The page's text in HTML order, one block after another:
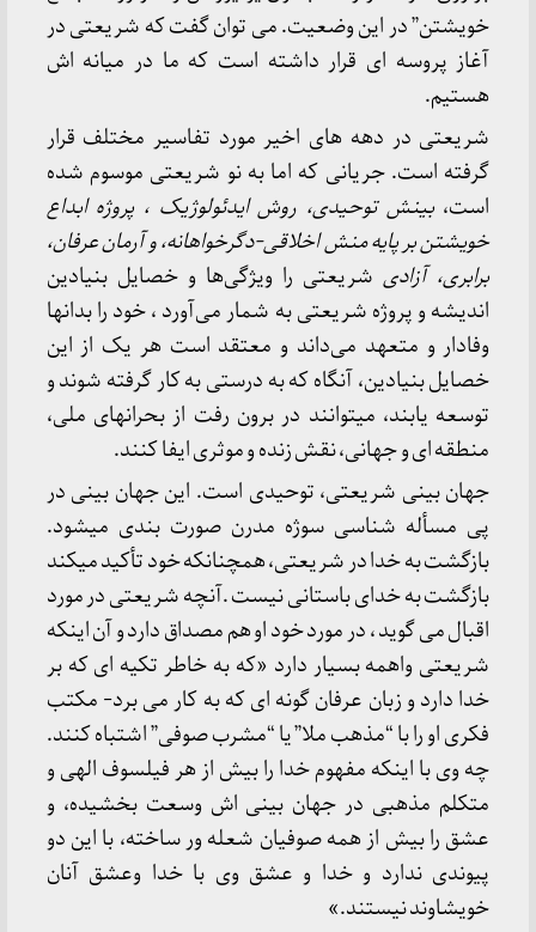
خویشتن” در این وضعیت. می توان گفت که شریعتی در
آغاز پروسه ای قرار داشته است که ما در میانه اش
هستیم.
شریعتی در دهه های اخیر مورد تفاسیر مختلف قرار
گرفته است. جریانی که اما به نو شریعتی موسوم شده
است،بینش توحیدی، روش ایدئولوژیک ، پروژه ابداع
خویشتن بر پایه منش اخلاقی-دگرخواهانه، و آرمان عرفان،
برابری، آزادی شریعتی را ویژگی‌ها و خصایل بنیادین
اندیشه و پروژه شریعتی به شمار می‌آورد ، خود را بدانها
وفادار و متعهد می‌داند و معتقد است هر یک از این
خصایل بنیادین، آنگاه که به درستی به کار گرفته شوند و
توسعه یابند، میتوانند در برون رفت از بحرانهای ملی،
منطقه ای و جهانی، نقش زنده و موثری ایفا کنند.
جهان بینی شریعتی، توحیدی است. این جهان بینی در
پی مسأله شناسی سوژه مدرن صورت بندی میشود.
بازگشت به خدا در شریعتی، همچنانکه خود تأکید میکند
بازگشت به خدای باستانی نیست .آنچه شریعتی در مورد
اقبال می گوید ، در مورد خود او هم مصداق دارد و آن اینکه
شریعتی واهمه بسیار دارد «که به خاطر تکیه ای که بر
خدا دارد و زبان عرفان گونه ای که به کار می برد- مکتب
فکری او را با “مذهب ملا” یا “مشرب صوفی” اشتباه کنند.
چه وی با اینکه مفهوم خدا را بیش از هر فیلسوف الهی و
متکلم مذهبی در جهان بینی اش وسعت بخشیده، و
عشق را بیش از همه صوفیان شعله ور ساخته، با این دو
پیوندی ندارد و خدا و عشق وی با خدا وعشق آنان
خویشاوند نیستند.»